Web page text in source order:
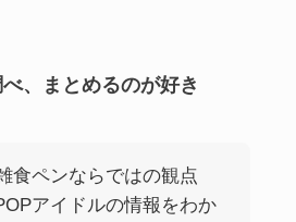
、まとめるのが好き
食ペンならではの観点
アイドルの情報をわか